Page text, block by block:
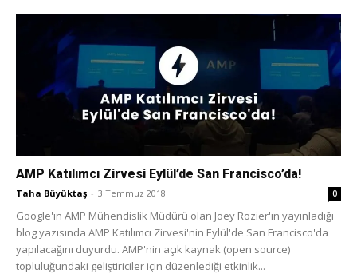
AMP Katılımcı Zirvesi Eylül’de San Francisco’da!
Taha Büyüktaş - 3 Temmuz 2018 0
Google'ın AMP Mühendislik Müdürü olan Joey Rozier'ın yayınladığı
blog yazısında AMP Katılımcı Zirvesi'nin Eylül'de San Francisco'da
yapılacağını duyurdu. AMP'nin açık kaynak (open source)
topluluğundaki geliştiriciler için düzenlediği etkinlik...